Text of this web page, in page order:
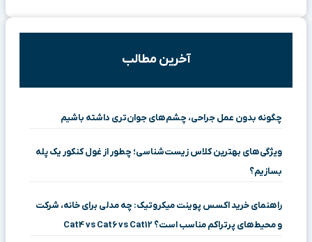
آخرین مطالب
چگونه بدون عمل جراحی، چشم‌های جوان‌تری داشته باشیم
ویژگی‌های بهترین کلاس زیست‌شناسی؛ چطور از غول کنکور یک پله
بسازیم؟
راهنمای خرید اکسس پوینت میکروتیک: چه مدلی برای خانه، شرکت
و محیط‌های پرتراکم مناسب است؟ Cat4 vs Cat6 vs Cat12